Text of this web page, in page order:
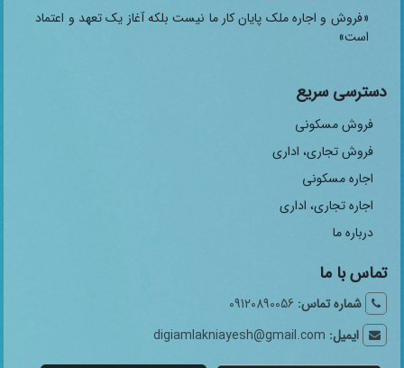
«فروش و اجاره ملک پایان کار ما نیست بلکه آغاز یک تعهد و اعتماد
است»
دسترسی سریع
فروش مسکونی
فروش تجاری، اداری
اجاره مسکونی
اجاره تجاری، اداری
درباره ما
تماس با ما
شماره تماس: 09120890056
ایمیل: digiamlakniayesh@gmail.com